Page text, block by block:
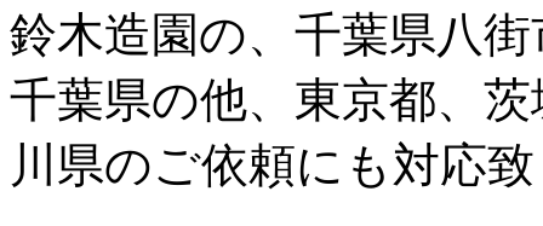
鈴木造園の、千葉県八
千葉県の他、東京都、
川県のご依頼にも対応